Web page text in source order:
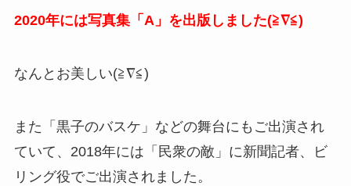
2020年には写真集「A」を出版しました(≧∇≦)
なんとお美しい(≧∇≦)
また「黒子のバスケ」などの舞台にもご出演され
ていて、2018年には「民衆の敵」に新聞記者、ビ
リング役でご出演されました。